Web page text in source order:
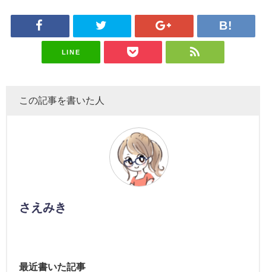
LINE
この記事を書いた人
さえみき
最近書いた記事